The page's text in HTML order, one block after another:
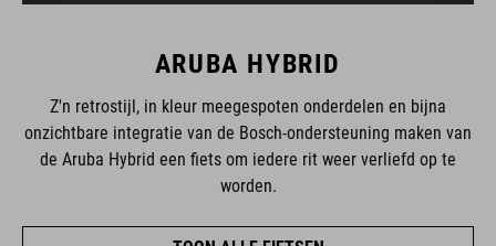
ARUBA HYBRID
Z'n retrostijl, in kleur meegespoten onderdelen en bijna
onzichtbare integratie van de Bosch-ondersteuning maken van
de Aruba Hybrid een fiets om iedere rit weer verliefd op te
worden.